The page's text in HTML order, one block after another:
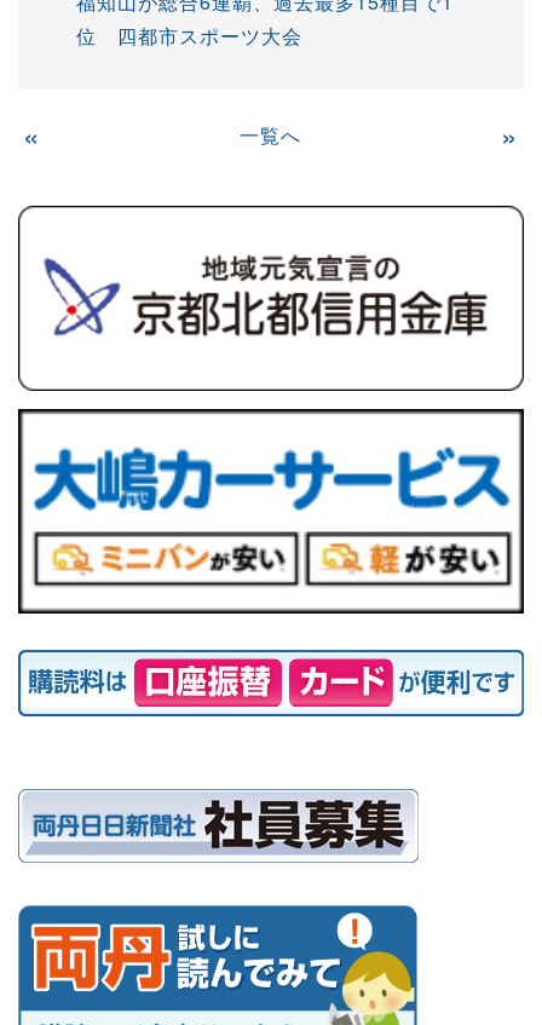
位 四都市スポーツ大会
« 一覧へ